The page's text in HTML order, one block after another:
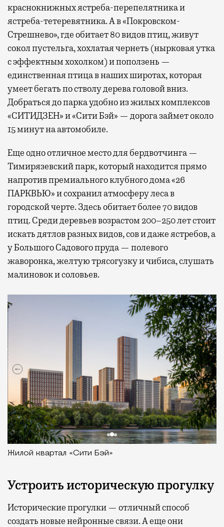
краснокнижных ястреба-перепелятника и
ястреба-тетеревятника. А в «Покровском-
Стрешнево», где обитает 80 видов птиц, живут
сокол пустельга, хохлатая чернеть (нырковая утка
с эффектным хохолком) и поползень —
единственная птица в наших широтах, которая
умеет бегать по стволу дерева головой вниз.
Добраться до парка удобно из жилых комплексов
«СИТИДЗЕН» и «Сити Бэй» — дорога займет около
15 минут на автомобиле.
Еще одно отличное место для бердвотчинга —
Тимирязевский парк, который находится прямо
напротив премиального клубного дома «26
ПАРКВЬЮ» и сохранил атмосферу леса в
городской черте. Здесь обитает более 70 видов
птиц. Среди деревьев возрастом 200–250 лет стоит
искать дятлов разных видов, сов и даже ястребов, а
у Большого Садового пруда — полевого
жаворонка, желтую трясогузку и чибиса, слушать
малиновок и соловьев.
Жилой квартал «Сити Бэй»
Устроить историческую прогулку
Исторические прогулки — отличный способ
создать новые нейронные связи. А еще они